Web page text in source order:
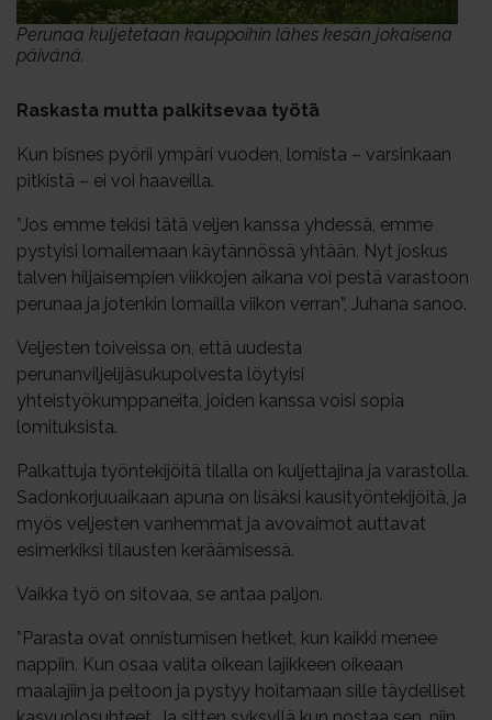
Perunaa kuljetetaan kauppoihin lähes kesän jokaisena
päivänä.
Raskasta mutta palkitsevaa työtä
Kun bisnes pyörii ympäri vuoden, lomista – varsinkaan
pitkistä – ei voi haaveilla.
”Jos emme tekisi tätä veljen kanssa yhdessä, emme
pystyisi lomailemaan käytännössä yhtään. Nyt joskus
talven hiljaisempien viikkojen aikana voi pestä varastoon
perunaa ja jotenkin lomailla viikon verran”, Juhana sanoo.
Veljesten toiveissa on, että uudesta
perunanviljelijäsukupolvesta löytyisi
yhteistyökumppaneita, joiden kanssa voisi sopia
lomituksista.
Palkattuja työntekijöitä tilalla on kuljettajina ja varastolla.
Sadonkorjuuaikaan apuna on lisäksi kausityöntekijöitä, ja
myös veljesten vanhemmat ja avovaimot auttavat
esimerkiksi tilausten keräämisessä.
Vaikka työ on sitovaa, se antaa paljon.
”Parasta ovat onnistumisen hetket, kun kaikki menee
nappiin. Kun osaa valita oikean lajikkeen oikeaan
maalajiin ja peltoon ja pystyy hoitamaan sille täydelliset